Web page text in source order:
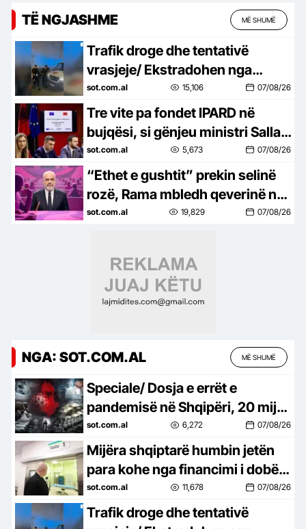
TË NGJASHME MË SHUMË
Trafik droge dhe tentativë
vrasjeje/ Ekstradohen nga
Kolumbia e Italia 2 persona të
kërkuar, mes tyre ‘kimisti’ i…
sot.com.al 15,106 07/08/26
Tre vite pa fondet IPARD në
bujqësi, si gënjeu ministri Salla,
premtoi çeljen e programit
brenda qershorit, por ende…
sot.com.al 5,673 07/08/26
“Ethet e gushtit” prekin selinë
rozë, Rama mbledh qeverinë në
Pogradec më 24 dhe 25 gusht,
sot.com.al 19,829 07/08/26
NGA: SOT.COM.AL MË SHUMË
Speciale/ Dosja e errët e
pandemisë në Shqipëri, 20 mijë
shqiptarë humbën jetën nga
Covid-19, mijëra të tjerë…
sot.com.al 6,272 07/08/26
Mijëra shqiptarë humbin jetën
para kohe nga financimi i dobët i
shëndetësisë, Dhoma
Amerikane ngre alarmin dhe
sot.com.al 11,678 07/08/26
Trafik droge dhe tentativë